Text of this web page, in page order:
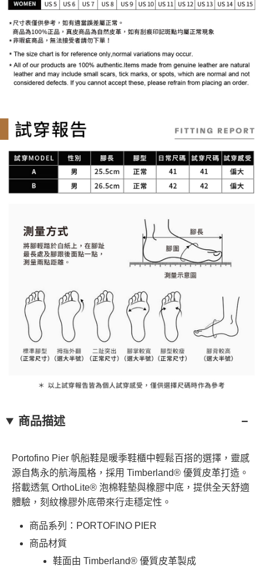
商品描述
Portofino Pier 帆船鞋是暖季鞋櫃中輕鬆百搭的選擇，靈感
源自雋永的航海風格，採用 Timberland® 優質皮革打造。
搭載透氣 OrthoLite® 泡棉鞋墊與橡膠中底，提供全天舒適
體驗，刻紋橡膠外底帶來行走穩定性。
商品系列：PORTOFINO PIER
商品材質
鞋面由 Timberland® 優質皮革製成